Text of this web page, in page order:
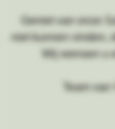
Geniet van onze
niet kunnen vinden,
Wij wensen u
Team